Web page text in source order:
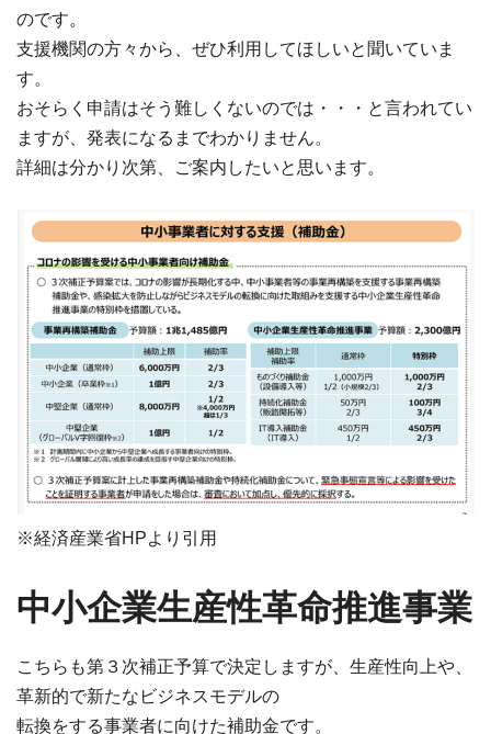
のです。
支援機関の方々から、ぜひ利用してほしいと聞いていま
す。
おそらく申請はそう難しくないのでは・・・と言われてい
ますが、発表になるまでわかりません。
詳細は分かり次第、ご案内したいと思います。
※経済産業省HPより引用
中小企業生産性革命推進事業
こちらも第３次補正予算で決定しますが、生産性向上や、
革新的で新たなビジネスモデルの
転換をする事業者に向けた補助金です。